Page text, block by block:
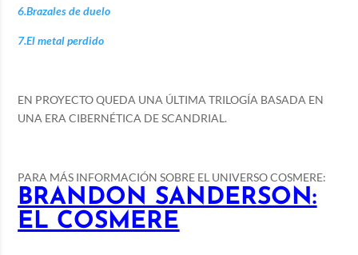
6.Brazales de duelo
7.El metal perdido
EN PROYECTO QUEDA UNA ÚLTIMA TRILOGÍA BASADA EN
UNA ERA CIBERNÉTICA DE SCANDRIAL.
PARA MÁS INFORMACIÓN SOBRE EL UNIVERSO COSMERE:
BRANDON SANDERSON:
EL COSMERE